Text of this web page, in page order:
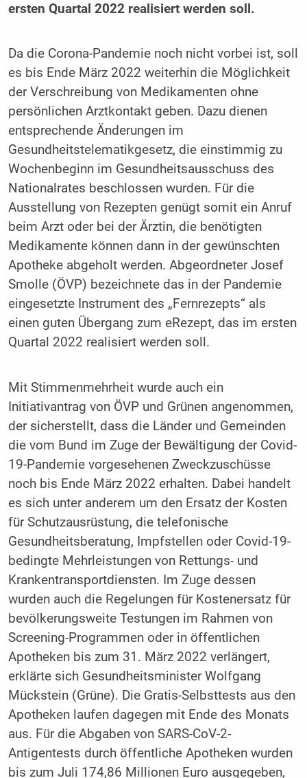
ersten Quartal 2022 realisiert werden soll.
Da die Corona-Pandemie noch nicht vorbei ist, soll
es bis Ende März 2022 weiterhin die Möglichkeit
der Verschreibung von Medikamenten ohne
persönlichen Arztkontakt geben. Dazu dienen
entsprechende Änderungen im
Gesundheitstelematikgesetz, die einstimmig zu
Wochenbeginn im Gesundheitsausschuss des
Nationalrates beschlossen wurden. Für die
Ausstellung von Rezepten genügt somit ein Anruf
beim Arzt oder bei der Ärztin, die benötigten
Medikamente können dann in der gewünschten
Apotheke abgeholt werden. Abgeordneter Josef
Smolle (ÖVP) bezeichnete das in der Pandemie
eingesetzte Instrument des „Fernrezepts“ als
einen guten Übergang zum eRezept, das im ersten
Quartal 2022 realisiert werden soll.
Mit Stimmenmehrheit wurde auch ein
Initiativantrag von ÖVP und Grünen angenommen,
der sicherstellt, dass die Länder und Gemeinden
die vom Bund im Zuge der Bewältigung der Covid-
19-Pandemie vorgesehenen Zweckzuschüsse
noch bis Ende März 2022 erhalten. Dabei handelt
es sich unter anderem um den Ersatz der Kosten
für Schutzausrüstung, die telefonische
Gesundheitsberatung, Impfstellen oder Covid-19-
bedingte Mehrleistungen von Rettungs- und
Krankentransportdiensten. Im Zuge dessen
wurden auch die Regelungen für Kostenersatz für
bevölkerungsweite Testungen im Rahmen von
Screening-Programmen oder in öffentlichen
Apotheken bis zum 31. März 2022 verlängert,
erklärte sich Gesundheitsminister Wolfgang
Mückstein (Grüne). Die Gratis-Selbsttests aus den
Apotheken laufen dagegen mit Ende des Monats
aus. Für die Abgaben von SARS-CoV-2-
Antigentests durch öffentliche Apotheken wurden
bis zum Juli 174,86 Millionen Euro ausgegeben,